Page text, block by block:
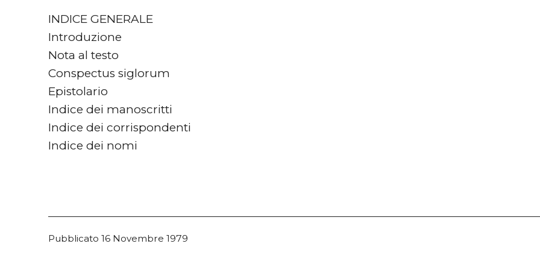
INDICE GENERALE
Introduzione
Nota al testo
Conspectus siglorum
Epistolario
Indice dei manoscritti
Indice dei corrispondenti
Indice dei nomi
Pubblicato 16 Novembre 1979